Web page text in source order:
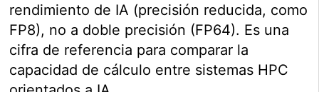
rendimiento de IA (precisión reducida, como
FP8), no a doble precisión (FP64). Es una
cifra de referencia para comparar la
capacidad de cálculo entre sistemas HPC